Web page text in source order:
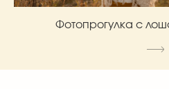
Фотопрогулка с